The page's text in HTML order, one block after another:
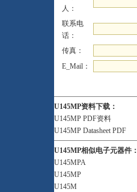
人：
联系电
话：
传真：
E_Mail：
U145MP资料下载：
U145MP PDF资料
U145MP Datasheet PDF
U145MP相似电子元器件：
U145MPA
U145MP
U145M